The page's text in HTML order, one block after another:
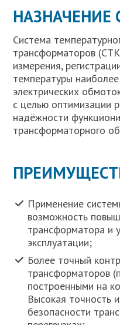
НАЗНАЧЕНИЕ
Система
трансформаторов
измерения,
температуры
электрических
с целью оптимизации
надёжности
трансформаторного
Применение
возможность
трансформатора и
эксплуатации;
Более точный
трансформаторов
построенными на
Высокая точность
безопасности